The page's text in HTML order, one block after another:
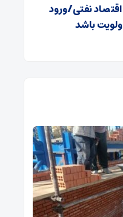
نفتی/ورود
باشد